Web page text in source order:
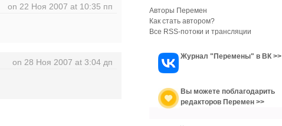
on 22 Ноя 2007 at 10:35 пп
on 28 Ноя 2007 at 3:04 дп
Авторы Перемен
Как стать автором?
Все RSS-потоки и трансляции
Журнал "Перемены" в ВК >>
Вы можете поблагодарить
редакторов Перемен >>